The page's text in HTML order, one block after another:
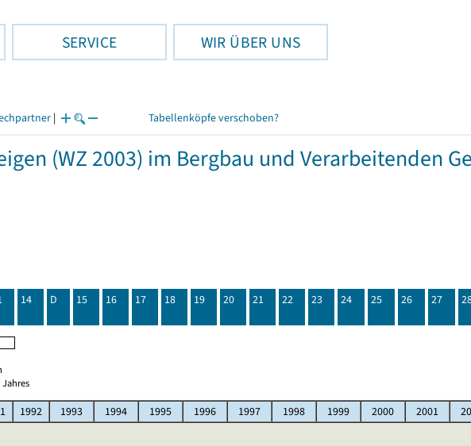
SERVICE WIR ÜBER UNS
| Tabellenköpfe verschoben?
(WZ 2003) im Bergbau und Verarbeitenden
14 D 15 16 17 18 19 20 21 22 23 24 25 26 27
1992 1993 1994 1995 1996 1997 1998 1999 2000 2001